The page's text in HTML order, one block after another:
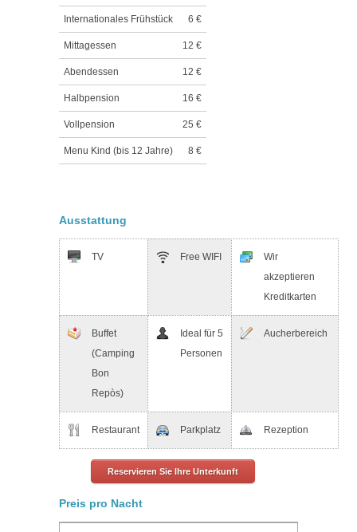
Internationales Frühstück 6 €
Mittagessen 12 €
Abendessen 12 €
Halbpension 16 €
Vollpension 25 €
Menu Kind (bis 12 Jahre) 8 €
Ausstattung
TV Free WIFI
Wir
akzeptieren
Kreditkarten
Buffet
(Camping
Bon
Repòs)
Ideal für 5
Personen
Aucherbereich
Restaurant Parkplatz Rezeption
Reservieren Sie Ihre Unterkunft
Preis pro Nacht